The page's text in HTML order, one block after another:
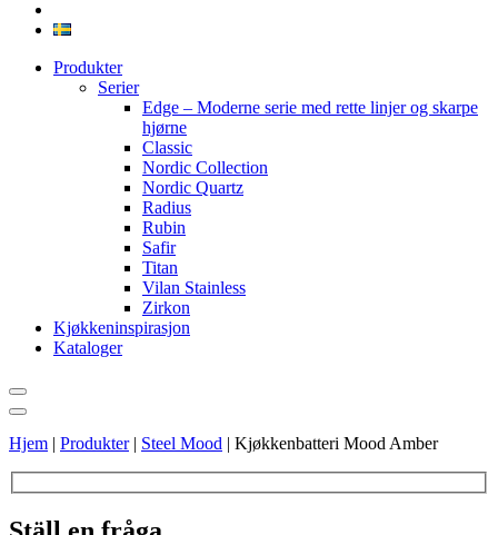
Produkter
Serier
Edge – Moderne serie med rette linjer og skarpe
hjørne
Classic
Nordic Collection
Nordic Quartz
Radius
Rubin
Safir
Titan
Vilan Stainless
Zirkon
Kjøkkeninspirasjon
Kataloger
Hjem | Produkter| Steel Mood | Kjøkkenbatteri Mood Amber